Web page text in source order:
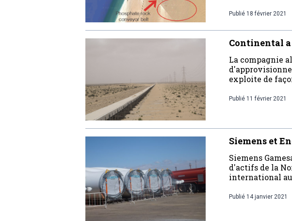
Publié 18 février 2021
Continental
La compagnie
exploite de
Publié 11 février 2021
Siemens et
Siemens
d'actifs de la
international au
Publié 14 janvier 2021